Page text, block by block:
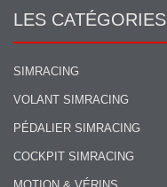
LES CATÉGORIES
SIMRACING
VOLANT SIMRACING
PÉDALIER SIMRACING
COCKPIT SIMRACING